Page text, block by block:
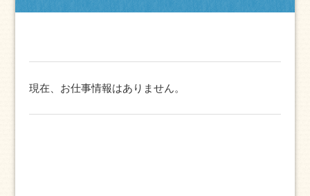
現在、お仕事情報はありません。